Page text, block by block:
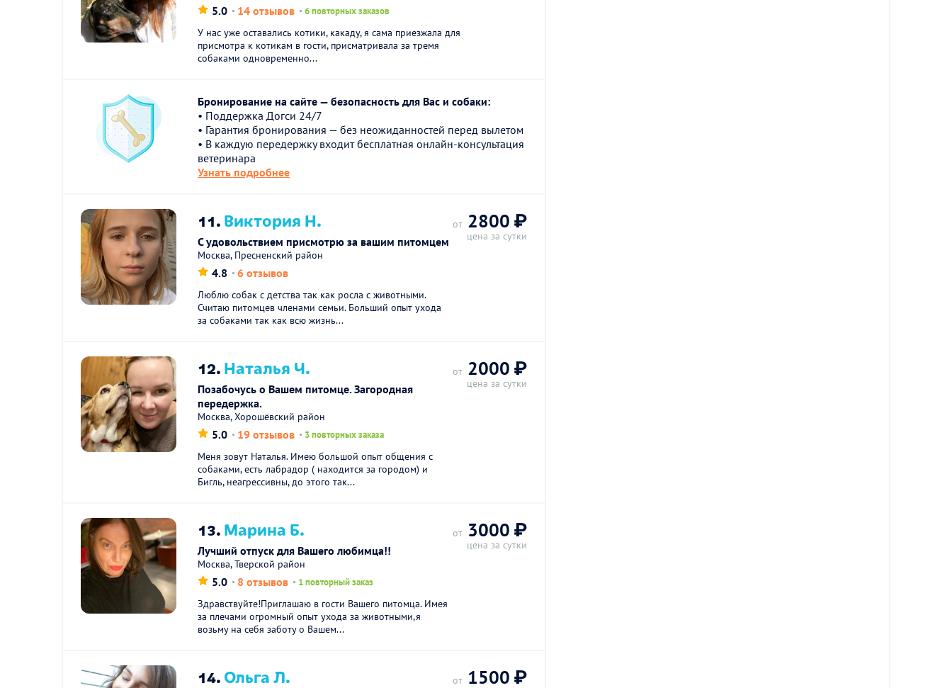
5.0 14 отзывов 6 повторных заказов
У нас уже оставались котики, какаду, я сама приезжала для
присмотра к котикам в гости, присматривала за тремя
собаками одновременно...
Бронирование на сайте — безопасность для Вас и собаки:
• Поддержка Догси 24/7
• Гарантия бронирования — без неожиданностей перед вылетом
• В каждую передержку входит бесплатная онлайн-консультация
ветеринара
Узнать подробнее
11.Виктория Н.
С удовольствием присмотрю за вашим питомцем
Москва, Пресненский район
4.8 6 отзывов
Люблю собак с детства так как росла с животными.
Считаю питомцев членами семьи. Больший опыт ухода
за собаками так как всю жизнь...
от 2800 ₽
цена за сутки
12.Наталья Ч.
Позабочусь о Вашем питомце. Загородная
передержка.
Москва, Хорошёвский район
5.0 19 отзывов 3 повторных заказа
Меня зовут Наталья. Имею большой опыт общения с
собаками, есть лабрадор ( находится за городом) и
Бигль, неагрессивны, до этого так...
от 2000 ₽
цена за сутки
13.Марина Б.
Лучший отпуск для Вашего любимца!!
Москва, Тверской район
5.0 8 отзывов 1 повторный заказ
Здравствуйте!Приглашаю в гости Вашего питомца. Имея
за плечами огромный опыт ухода за животными,я
возьму на себя заботу о Вашем...
от 3000 ₽
цена за сутки
14.Ольга Л. от 1500 ₽